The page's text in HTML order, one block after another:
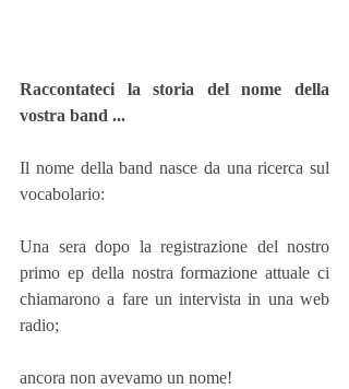
Raccontateci la storia del nome della
vostra band ...
Il nome della band nasce da una ricerca sul
vocabolario:
Una sera dopo la registrazione del nostro
primo ep della nostra formazione attuale ci
chiamarono a fare un intervista in una web
radio;
ancora non avevamo un nome!